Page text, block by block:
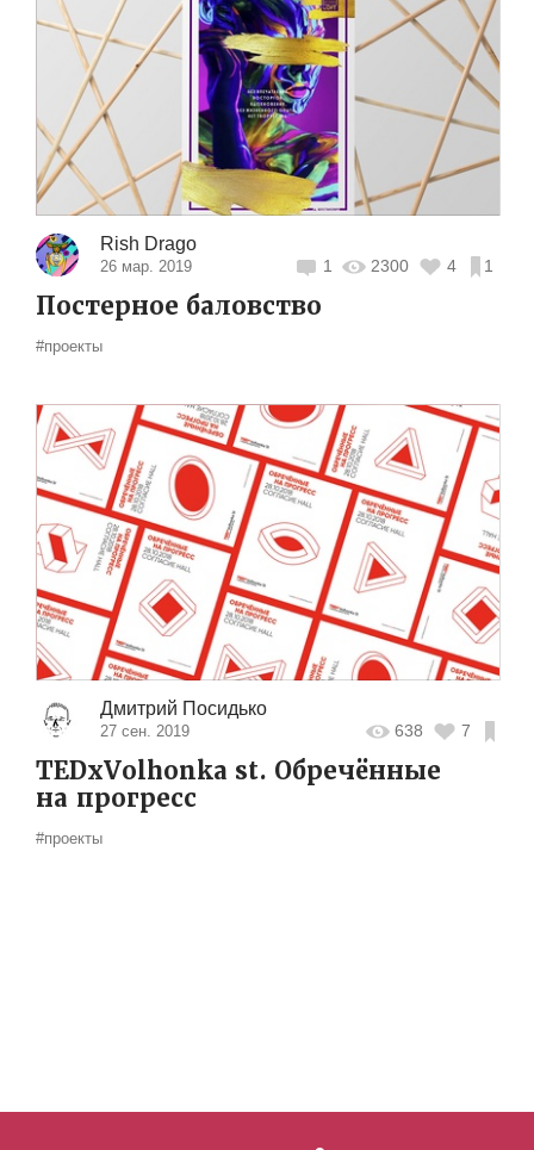
Rish Drago
26 мар. 2019 1 2300 4 1
Постерное баловство
#проекты
Дмитрий Посидько
27 сен. 2019 638 7
TEDxVolhonka st. Обречённые
на прогресс
#проекты